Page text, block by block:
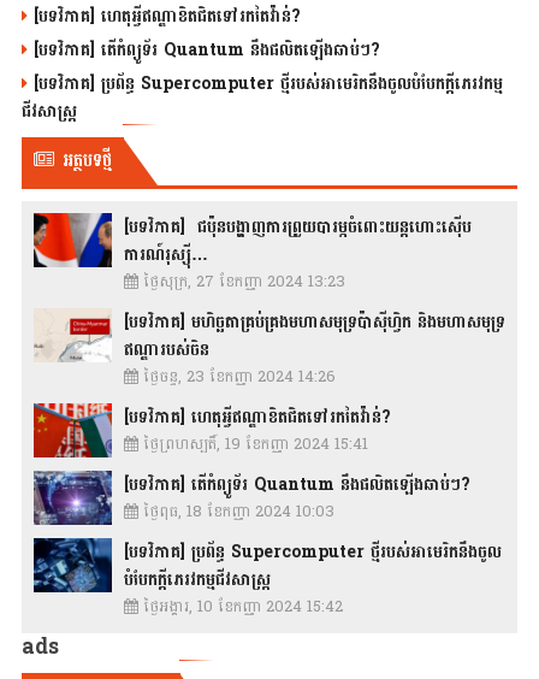
[បទវិភាគ] ហេតុអ្វីឥណ្ឌាខិតជិតទៅរកតៃវ៉ាន់?
[បទវិភាគ] តើកំព្យូទ័រ Quantum នឹងផលិតឡើងឆាប់ៗ?
[បទវិភាគ] ប្រព័ន្ធ Supercomputer ថ្មីរបស់អាមេរិកនឹងចូលបំបែកក្តីភេរវកម្ម
ជីវសាស្រ្ត
អត្ថបទថ្មី
[បទវិភាគ] ជប៉ុនបង្ហាញការព្រួយបារម្ភចំពោះយន្តហោះស៊ើប
ការណ៍រុស្ស៊ី…
ថ្ងៃសុក្រ, 27 ខែកញ្ញា 2024 13:23
[បទវិភាគ] មហិច្ឆតាគ្រប់គ្រងមហាសមុទ្រប៉ាស៊ីហ្វិក និងមហាសមុទ្រ
ឥណ្ឌារបស់ចិន
ថ្ងៃចន្ទ, 23 ខែកញ្ញា 2024 14:26
[បទវិភាគ] ហេតុអ្វីឥណ្ឌាខិតជិតទៅរកតៃវ៉ាន់?
ថ្ងៃព្រហស្បតិ៍, 19 ខែកញ្ញា 2024 15:41
[បទវិភាគ] តើកំព្យូទ័រ Quantum នឹងផលិតឡើងឆាប់ៗ?
ថ្ងៃពុធ, 18 ខែកញ្ញា 2024 10:03
[បទវិភាគ] ប្រព័ន្ធ Supercomputer ថ្មីរបស់អាមេរិកនឹងចូល
បំបែកក្តីភេរវកម្មជីវសាស្រ្ត
ថ្ងៃអង្គារ, 10 ខែកញ្ញា 2024 15:42
ads